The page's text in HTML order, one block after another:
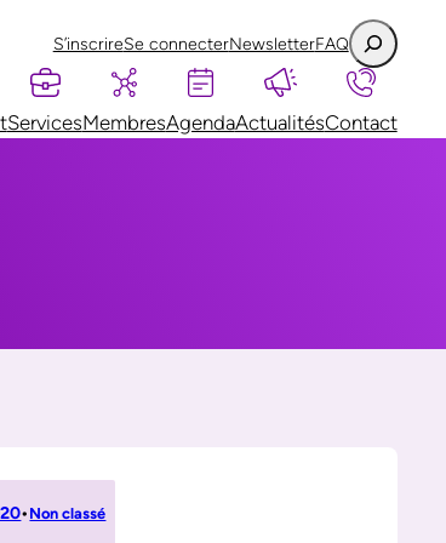
S’inscrireSe connecterNewsletterFAQ
ServicesMembresAgendaActualitésContact
• Non classé